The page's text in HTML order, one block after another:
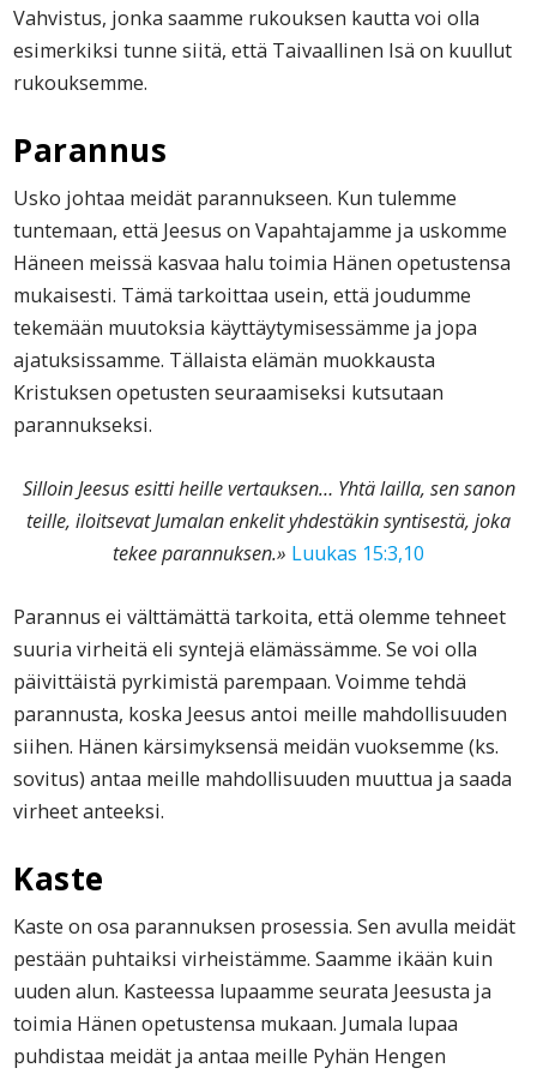
Vahvistus, jonka saamme rukouksen kautta voi olla
esimerkiksi tunne siitä, että Taivaallinen Isä on kuullut
rukouksemme.
Parannus
Usko johtaa meidät parannukseen. Kun tulemme
tuntemaan, että Jeesus on Vapahtajamme ja uskomme
Häneen meissä kasvaa halu toimia Hänen opetustensa
mukaisesti. Tämä tarkoittaa usein, että joudumme
tekemään muutoksia käyttäytymisessämme ja jopa
ajatuksissamme. Tällaista elämän muokkausta
Kristuksen opetusten seuraamiseksi kutsutaan
parannukseksi.
Silloin Jeesus esitti heille vertauksen… Yhtä lailla, sen sanon
teille, iloitsevat Jumalan enkelit yhdestäkin syntisestä, joka
tekee parannuksen.» Luukas 15:3,10
Parannus ei välttämättä tarkoita, että olemme tehneet
suuria virheitä eli syntejä elämässämme. Se voi olla
päivittäistä pyrkimistä parempaan. Voimme tehdä
parannusta, koska Jeesus antoi meille mahdollisuuden
siihen. Hänen kärsimyksensä meidän vuoksemme (ks.
sovitus) antaa meille mahdollisuuden muuttua ja saada
virheet anteeksi.
Kaste
Kaste on osa parannuksen prosessia. Sen avulla meidät
pestään puhtaiksi virheistämme. Saamme ikään kuin
uuden alun. Kasteessa lupaamme seurata Jeesusta ja
toimia Hänen opetustensa mukaan. Jumala lupaa
puhdistaa meidät ja antaa meille Pyhän Hengen